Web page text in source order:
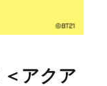
アクア